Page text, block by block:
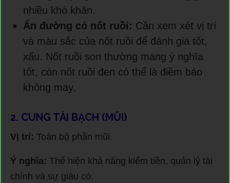
nhiều khó khăn.
Ấn đường có nốt ruồi: Cần xem xét vị trí
và màu sắc của nốt ruồi để đánh giá tốt,
xấu. Nốt ruồi son thường mang ý nghĩa
tốt, còn nốt ruồi đen có thể là điềm báo
không may.
2. CUNG TÀI BẠCH (MŨI)
Vị trí: Toàn bộ phần mũi.
Ý nghĩa: Thể hiện khả năng kiếm tiền, quản lý tài
chính và sự giàu có.